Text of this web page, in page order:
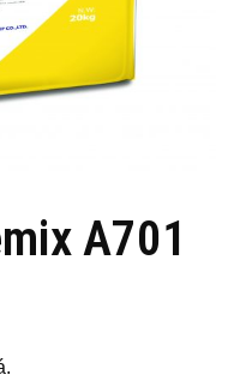
A701